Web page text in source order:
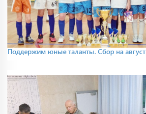
Поддержим юные таланты. Сбор на август